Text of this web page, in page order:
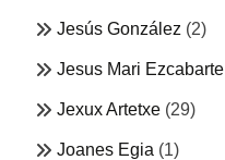
Jesús González (2)
Jesus Mari Ezcabarte
Jexux Artetxe (29)
Joanes Egia (1)